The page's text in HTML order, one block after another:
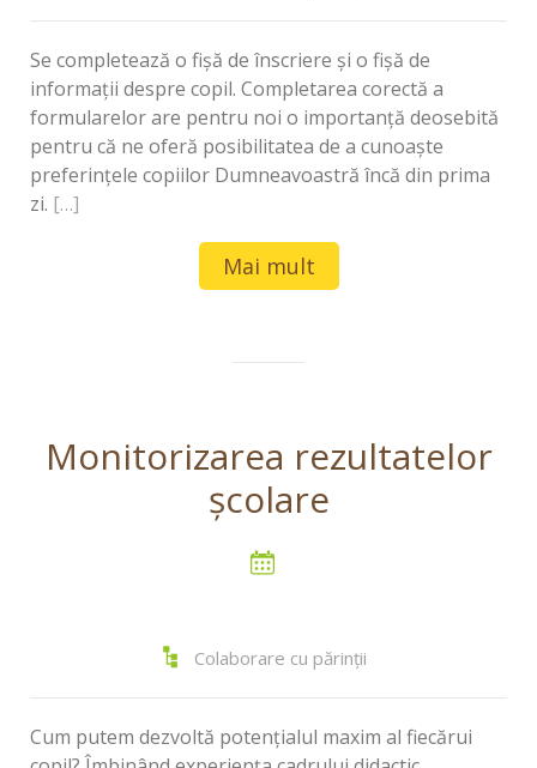
Se completează o fişă de înscriere şi o fişă de
informaţii despre copil. Completarea corectă a
formularelor are pentru noi o importanţă deosebită
pentru că ne oferă posibilitatea de a cunoaşte
preferinţele copiilor Dumneavoastră încă din prima
zi. […]
Mai mult
Monitorizarea rezultatelor
şcolare
Colaborare cu părinții
Cum putem dezvoltă potenţialul maxim al fiecărui